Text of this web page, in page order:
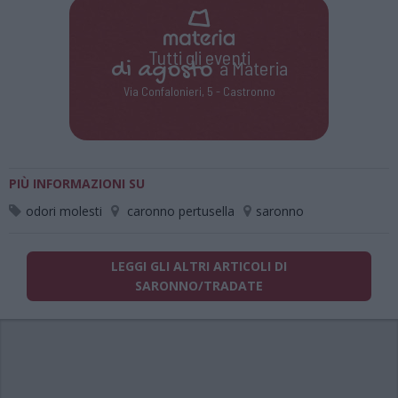
Tutti gli eventi
di agostoa Materia
Via Confalonieri, 5 - Castronno
PIÙ INFORMAZIONI SU
odori molesti
caronno pertusella saronno
LEGGI GLI ALTRI ARTICOLI DI
SARONNO/TRADATE